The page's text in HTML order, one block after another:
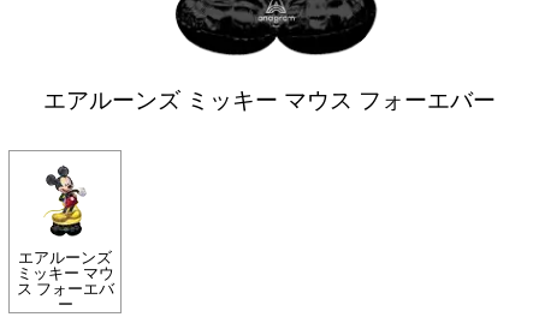
エアルーンズ ミッキー マウス フォーエバー
エアルーンズ
ミッキー マウ
ス フォーエバ
ー